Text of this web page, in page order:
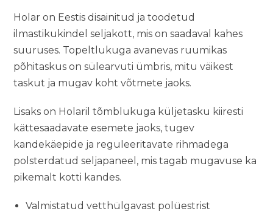
Holar on Eestis disainitud ja toodetud
ilmastikukindel seljakott, mis on saadaval kahes
suuruses. Topeltlukuga avanevas ruumikas
põhitaskus on sülearvuti ümbris, mitu väikest
taskut ja mugav koht võtmete jaoks.
Lisaks on Holaril tõmblukuga küljetasku kiiresti
kättesaadavate esemete jaoks, tugev
kandekäepide ja reguleeritavate rihmadega
polsterdatud seljapaneel, mis tagab mugavuse ka
pikemalt kotti kandes.
Valmistatud vetthülgavast polüestrist